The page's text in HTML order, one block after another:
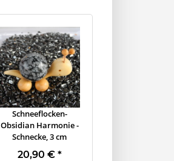
Schneeflocken-
Obsidian Harmonie -
Schnecke, 3 cm
20,90 € *